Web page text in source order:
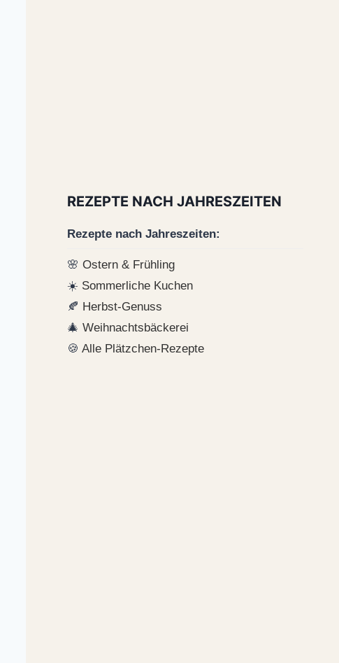
REZEPTE NACH JAHRESZEITEN
Rezepte nach Jahreszeiten:
🌸Ostern & Frühling
☀️ Sommerliche Kuchen
🍂 Herbst-Genuss
🎄Weihnachtsbäckerei
🍪Alle Plätzchen-Rezepte